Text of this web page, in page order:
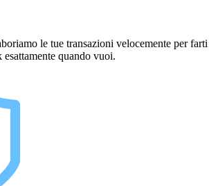
le tue transazioni velocemente per farti
quando vuoi.